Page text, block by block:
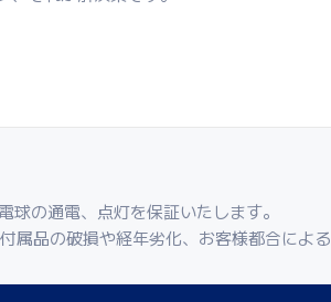
球の通電、点灯を保証いたします。
属品の破損や経年劣化、お客様都合によ